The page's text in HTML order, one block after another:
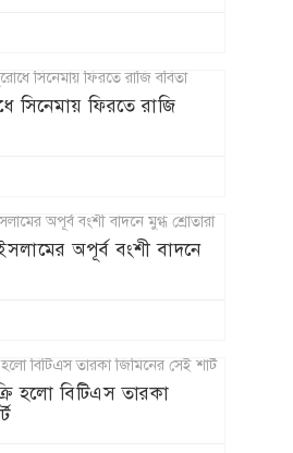
সিনেমায় ফিরতে রাজি
অপূর্ব বংশী বাদনে
হলো বিটিএস তারকা